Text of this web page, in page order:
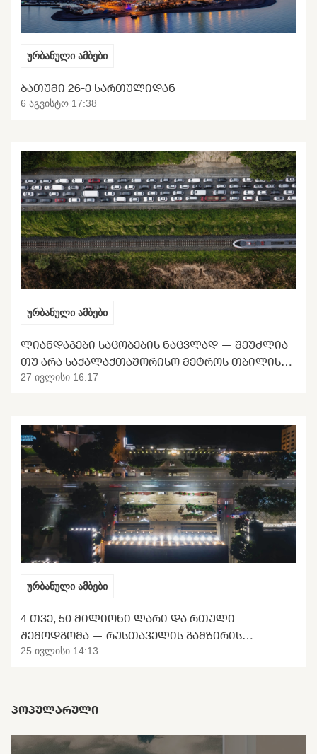
ურბანული ამბები
ᲑᲐᲗᲣᲛᲘ 26-Ე ᲡᲐᲠᲗᲣᲚᲘᲓᲐᲜ
6 აგვისტო 17:38
ურბანული ამბები
ᲚᲘᲐᲜᲓᲐᲒᲔᲑᲘ ᲡᲐᲪᲝᲑᲔᲑᲘᲡ ᲜᲐᲪᲕᲚᲐᲓ — ᲨᲔᲣᲫᲚᲘᲐ
ᲗᲣ ᲐᲠᲐ ᲡᲐᲥᲐᲚᲐᲥᲗᲐᲨᲝᲠᲘᲡᲝ ᲛᲔᲢᲠᲝᲡ ᲗᲑᲘᲚᲘᲡᲘᲡ
ᲒᲐᲜᲢᲕᲘᲠᲗᲕᲐ
27 ივლისი 16:17
ურბანული ამბები
4 ᲗᲕᲔ, 50 ᲛᲘᲚᲘᲝᲜᲘ ᲚᲐᲠᲘ ᲓᲐ ᲠᲗᲣᲚᲘ
ᲨᲔᲛᲝᲓᲒᲝᲛᲐ — ᲠᲣᲡᲗᲐᲕᲔᲚᲘᲡ ᲒᲐᲛᲖᲘᲠᲘᲡ
ᲢᲠᲐᲜᲡᲤᲝᲠᲛᲐᲪᲘᲘᲡ ᲛᲝᲚᲝᲓᲘᲜᲘ
25 ივლისი 14:13
ᲞᲝᲞᲣᲚᲐᲠᲣᲚᲘ